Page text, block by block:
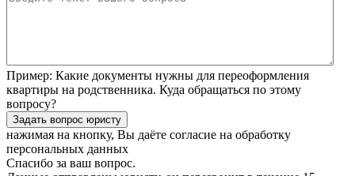
Пример: Какие документы нужны для переоформления
квартиры на родственника. Куда обращаться по этому
вопросу?
нажимая на кнопку, Вы даёте согласие на обработку
персональных данных
Спасибо за ваш вопрос.